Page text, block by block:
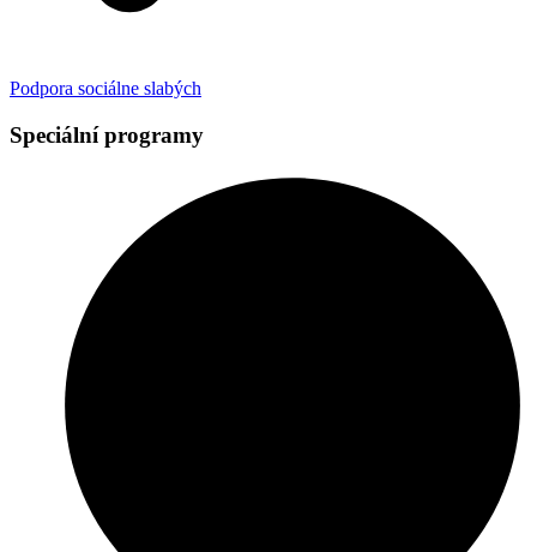
Podpora sociálne slabých
Speciální programy